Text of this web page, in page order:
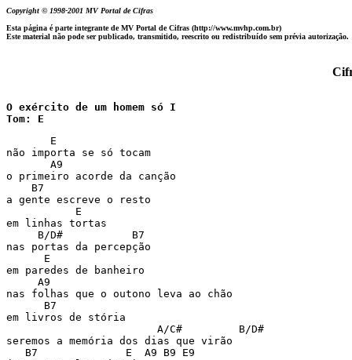
Copyright © 1998-2001 MV Portal de Cifras
Esta página é parte integrante de MV Portal de Cifras (http://www.mvhp.com.br)
Este material não pode ser publicado, transmitido, reescrito ou redistribuído sem prévia autorização.
O exército de um homem só I
Tom: E
       E
não importa se só tocam
       A9
o primeiro acorde da canção
    B7
a gente escreve o resto
           E
em linhas tortas
     B/D#           B7
nas portas da percepção
      E
em paredes de banheiro
     A9
nas folhas que o outono leva ao chão
      B7
em livros de stória
                        A/C#         B/D#
seremos a memória dos dias que virão
   B7              E  A9 B9 E9